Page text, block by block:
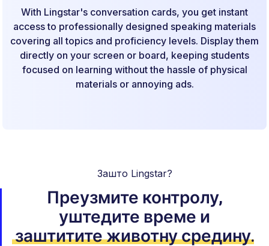
With Lingstar's conversation cards, you get instant
access to professionally designed speaking materials
covering all topics and proficiency levels. Display them
directly on your screen or board, keeping students
focused on learning without the hassle of physical
materials or annoying ads.
Зашто Lingstar?
Преузмите контролу,
уштедите време и
заштитите животну средину.